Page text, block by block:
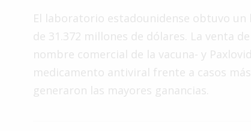
Cultura
Tecnología
Gastronomía
Salud
El laboratorio estadounidense obtuvo un
de 31.372 millones de dólares. La venta
nombre comercial de la vacuna- y
medicamento antiviral frente a casos
generaron las mayores ganancias.